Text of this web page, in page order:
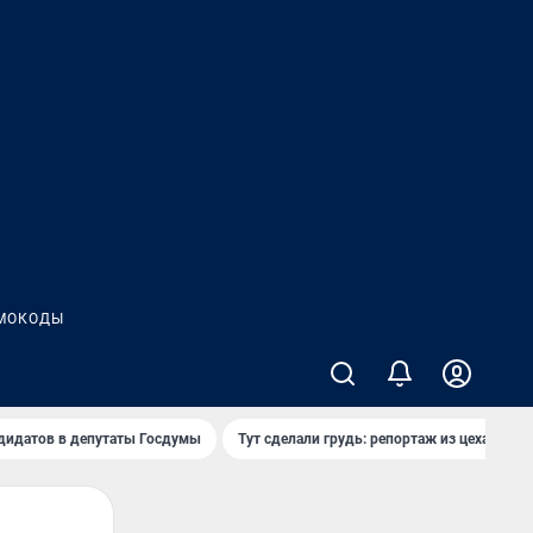
в депутаты Госдумы Тут сделали грудь: репортаж из цеха